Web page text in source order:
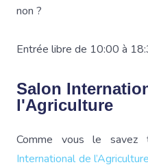
non ?
Entrée libre de 10:00 à
Salon
l'Agriculture
Comme vous le savez
International de l’Agriculture